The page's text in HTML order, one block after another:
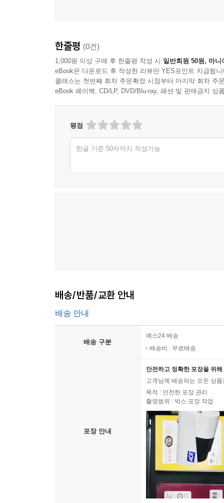
한줄평 (0건)
1,000원 이상 구매 후 한줄평 작성 시 일반회원 50원, 마니
eBook은 다운로드 후 작성한 리뷰만 YES포인트 지급됩니
클래스는 첫번째 회차 주문확정 시점부터 마지막 회차 주
eBook 페이백, CD/LP, DVD/Blu-ray, 패션 및 판매금지 상
평점
한글 기준 50자까지 작성가능
배송/반품/교환 안내
배송 안내
배송 구분
예스24 배송
배송비 : 무료배송
포장 안내
안전하고 정확한 포장을 위
고객님께 배송되는 모든 상
목적 : 안전한 포장 관리
촬영범위 : 박스 포장 작업